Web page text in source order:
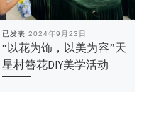
已发表 2024年9月23日
“以花为饰，以美为容”天
星村簪花DIY美学活动